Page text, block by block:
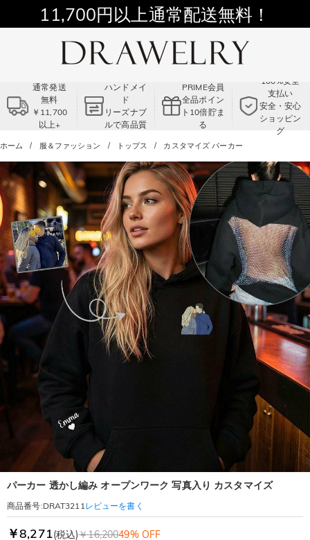
11,700円以上通常配送無料！
Summer Sale!! |3点以上で15％OFF！
コード:VS2
通常発送
無料
￥11,700
以上+
ハンドメイ
ド
リーズナブ
ルで高品質
PRIME会員
全品ポイン
ト10倍貯ま
る
100%安全
支払い
安全・安心
ショッピン
グ
ホーム 服＆ファッション トップス カスタマイズ パーカー
パーカー 透かし編み オープンワーク 写真入り カスタマイズ
商品番号:DRAT3211レビューを書く
￥8,271(税込)￥16,20049% OFF